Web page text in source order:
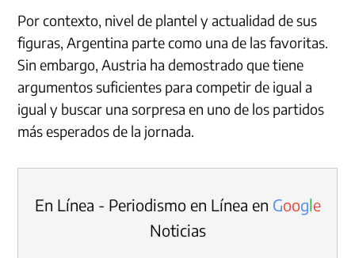
Por contexto, nivel de plantel y actualidad de sus
figuras, Argentina parte como una de las favoritas.
Sin embargo, Austria ha demostrado que tiene
argumentos suficientes para competir de igual a
igual y buscar una sorpresa en uno de los partidos
más esperados de la jornada.
En Línea - Periodismo en Línea en Google
Noticias